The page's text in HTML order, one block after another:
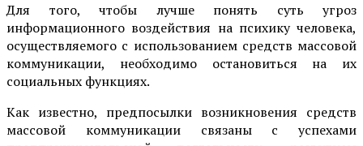
Для того, чтобы лучше понять суть угроз
информационного воздействия на психику человека,
осуществляемого с использованием средств массовой
коммуникации, необходимо остановиться на их
социальных функциях.
Как известно, предпосылки возникновения средств
массовой коммуникации связаны с успехами